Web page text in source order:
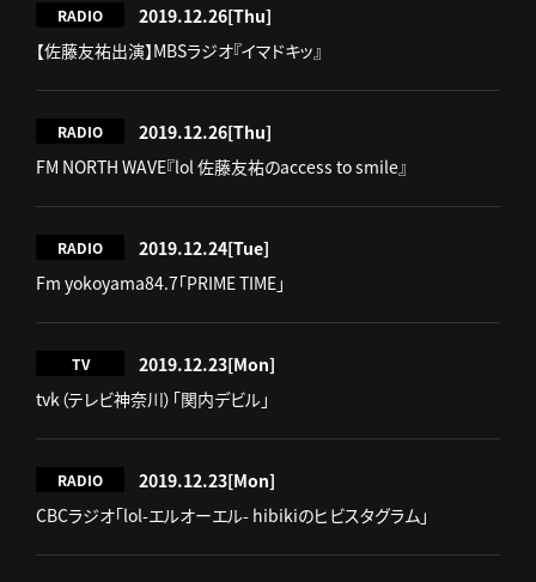
RADIO 2019.12.26[Thu]
【佐藤友祐出演】MBSラジオ『イマドキッ』
RADIO 2019.12.26[Thu]
FM NORTH WAVE『lol 佐藤友祐のaccess to smile』
RADIO 2019.12.24[Tue]
Fm yokoyama84.7「PRIME TIME」
TV 2019.12.23[Mon]
tvk（テレビ神奈川）「関内デビル」
RADIO 2019.12.23[Mon]
CBCラジオ「lol-エルオーエル- hibikiのヒビスタグラム」